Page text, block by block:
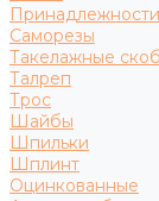
Саморезы
Такелажные
Талреп
Трос
Шайбы
Шпильки
Шплинт
Оцинкованные